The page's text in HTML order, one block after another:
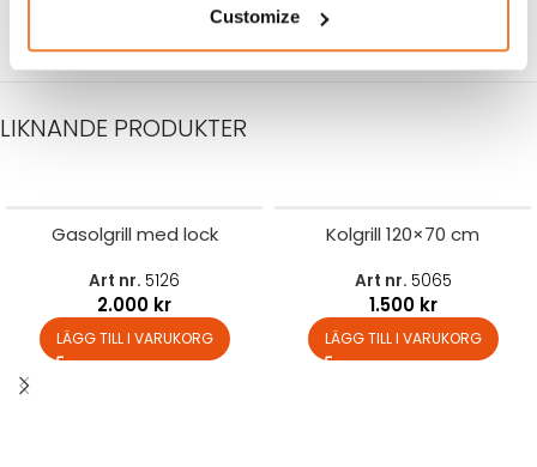
Customize
LIKNANDE PRODUKTER
Gasolgrill med lock
Art nr. 5126
2.000 kr
LÄGG TILL I VARUKORG
Kolgrill 120×70 cm
Art nr. 5065
1.500 kr
LÄGG TILL I VARUKORG